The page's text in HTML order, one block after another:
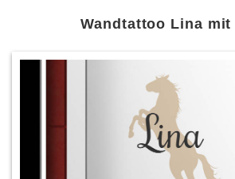
Wandtattoo Lina mit